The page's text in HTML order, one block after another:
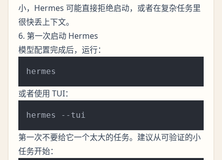
小，Hermes 可能直接拒绝启动，或者在复杂任务里
很快丢上下文。
6. 第一次启动 Hermes
模型配置完成后，运行：
或者使用 TUI：
第一次不要给它一个太大的任务。建议从可验证的小
任务开始：